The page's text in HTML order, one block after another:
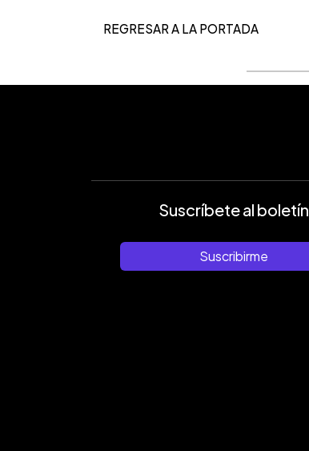
REGRESAR A LA PORTADA
Suscríbete al boletín
Suscribirme